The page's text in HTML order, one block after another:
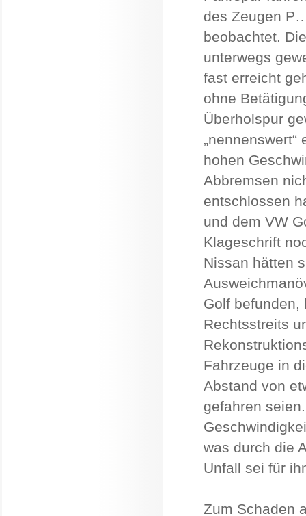
des Zeugen
beobachtet.
unterwegs
fast erreicht
ohne
Überholspur
hohen
Abbremsen
entschlossen
und dem VW
Klageschrift
Nissan hätten
Golf befunden,
Rechtsstreits
Fahrzeuge in
Abstand von
gefahren
was durch die
Unfall sei für
Zum Schaden